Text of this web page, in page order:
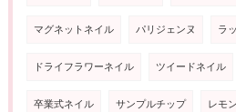
マグネットネイル パリジェンヌ ラ
ドライフラワーネイル ツイードネイル
卒業式ネイル サンプルチップ レモ